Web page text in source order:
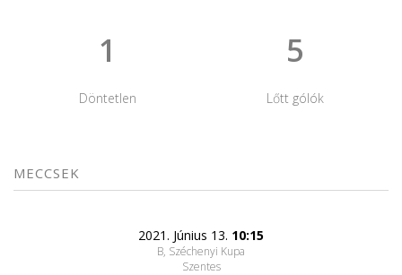
1
Döntetlen
5
Lőtt gólók
MECCSEK
2021. Június 13. 10:15
B, Széchenyi Kupa
Szentes